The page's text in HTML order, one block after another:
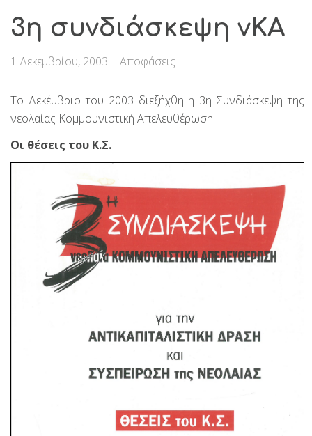
3η συνδιάσκεψη νΚΑ
1 Δεκεμβρίου, 2003 | Αποφάσεις
Το Δεκέμβριο του 2003 διεξήχθη η 3η Συνδιάσκεψη της
νεολαίας Κομμουνιστική Απελευθέρωση.
Οι θέσεις του Κ.Σ.